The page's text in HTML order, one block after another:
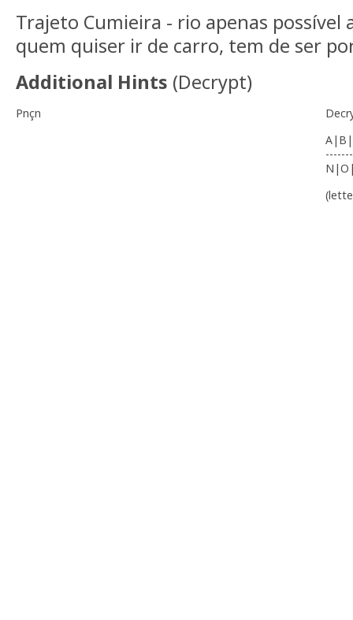
Trajeto Cumieira - rio apenas possível
quem quiser ir de carro, tem de ser
Additional Hints (Decrypt)
Pnçn